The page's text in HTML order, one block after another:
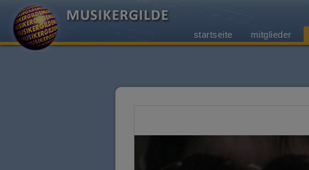
startseite mitglieder